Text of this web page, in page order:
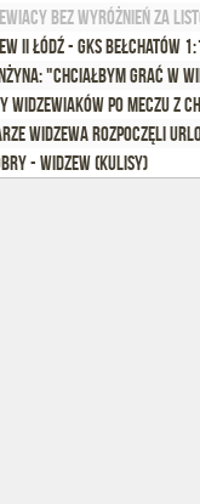
bez wyróżnień za
II Łódź - GKS Bełchatów
"Chciałbym grać w
widzewiaków po meczu z
Widzewa rozpoczęli
- Widzew (kulisy)